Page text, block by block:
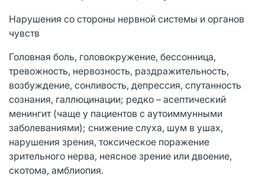
Нарушения со стороны нервной системы и органов
чувств
Головная боль, головокружение, бессонница,
тревожность, нервозность, раздражительность,
возбуждение, сонливость, депрессия, спутанность
сознания, галлюцинации; редко – асептический
менингит (чаще у пациентов с аутоиммунными
заболеваниями); снижение слуха, шум в ушах,
нарушения зрения, токсическое поражение
зрительного нерва, неясное зрение или двоение,
скотома, амблиопия.